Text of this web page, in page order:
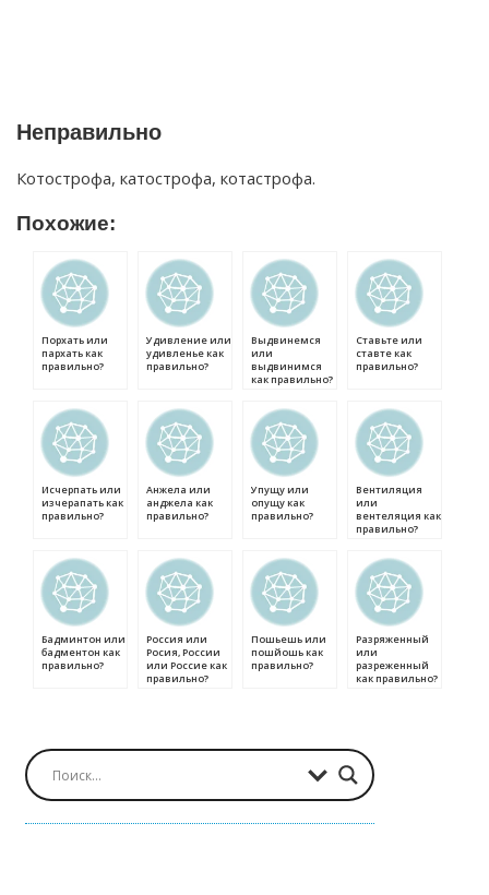
Неправильно
Котострофа, катострофа, котастрофа.
Похожие:
Порхать или
пархать как
правильно?
Удивление или
удивленье как
правильно?
Выдвинемся
или
выдвинимся
как правильно?
Ставьте или
ставте как
правильно?
Исчерпать или
изчерапать как
правильно?
Анжела или
анджела как
правильно?
Упущу или
опущу как
правильно?
Вентиляция
или
вентеляция как
правильно?
Бадминтон или
бадментон как
правильно?
Россия или
Росия, России
или Россие как
правильно?
Пошьешь или
пошйошь как
правильно?
Разряженный
или
разреженный
как правильно?